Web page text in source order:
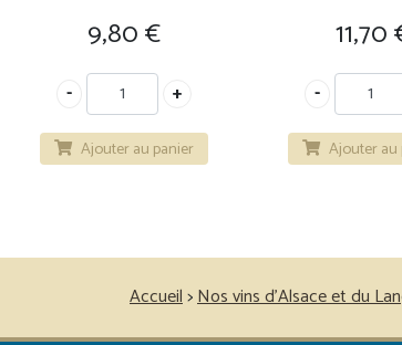
9,80€
Ajouter au panier
11,70
Ajouter au
Accueil>Nos vins d’Alsace et du